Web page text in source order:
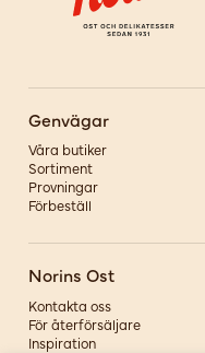
Genvägar
Våra butiker
Sortiment
Provningar
Förbeställ
Norins Ost
Kontakta oss
För återförsäljare
Inspiration